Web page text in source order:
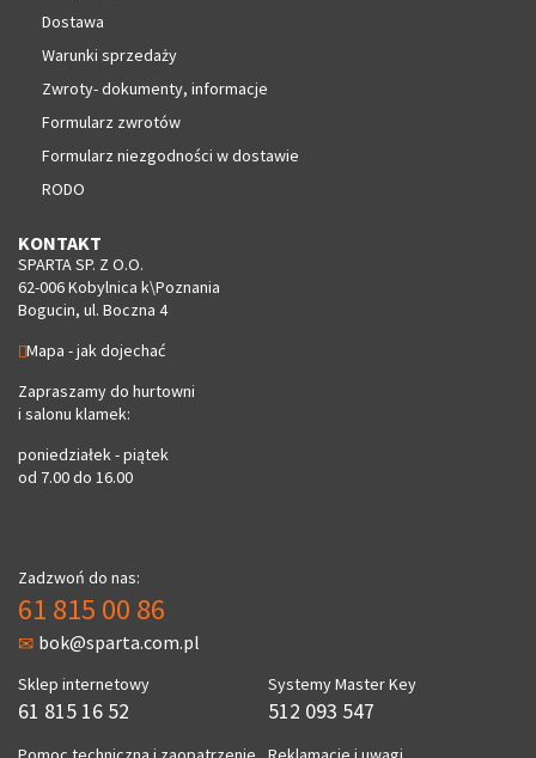
Dostawa
Warunki sprzedaży
Zwroty- dokumenty, informacje
Formularz zwrotów
Formularz niezgodności w dostawie
RODO
KONTAKT
SPARTA SP. Z O.O.
62-006 Kobylnica k\Poznania
Bogucin, ul. Boczna 4
Mapa - jak dojechać
Zapraszamy do hurtowni
i salonu klamek:
poniedziałek - piątek
od 7.00 do 16.00
Zadzwoń do nas:
61 815 00 86
bok@sparta.com.pl
Sklep internetowy
61 815 16 52
Systemy Master Key
512 093 547